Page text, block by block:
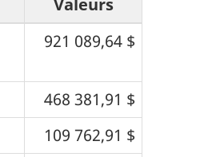
921 089,64 $
468 381,91 $
109 762,91 $